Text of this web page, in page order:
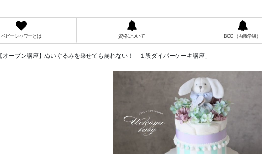
ベビーシャワーとは 資格について BCC （両親学級）
【オープン講座】ぬいぐるみを乗せても崩れない！「１段ダイパーケーキ講座」